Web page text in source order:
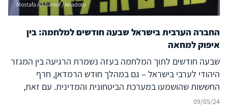
Mostafa Alkharouf / Anadolu
החברה הערבית בישראל שבעה חודשים למלחמה: בין
איפוק למחאה
שבעה חודשים לתוך המלחמה בעזה נשמרת הרגיעה בין המגזר
היהודי לערבי בישראל – גם במהלך חודש הרמדאן, חרף
החששות שהושמעו במערכת הביטחונית והמדינית. עם זאת,
במציאות הקשה של המלחמה הנמשכת, צפות ועולות סכנות
09/05/24